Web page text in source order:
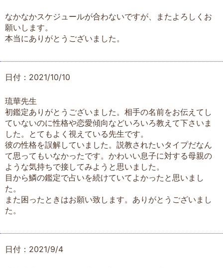
なかなかスケジュールが合わないですが、またよろしくお
願いします。
本当にありがとうございました。
日付：2021/10/10
琉華先生
初鑑定ありがとうございました。相手の名前をお伝えてし
ていないのに性格や恋愛傾向などいろいろ教えて下さいま
した。とてもよく視えている先生です。
彼の性格を誤解していました。説教されたいタイプだなん
て思ってもいなかったです。かわいい息子に対する母親の
ような気持ちで接してみようと思いました。
目から鱗の鑑定で占いを続けていてよかったと思いまし
た。
また困ったときはお願い致します。ありがとうございまし
た。
日付：2021/9/4